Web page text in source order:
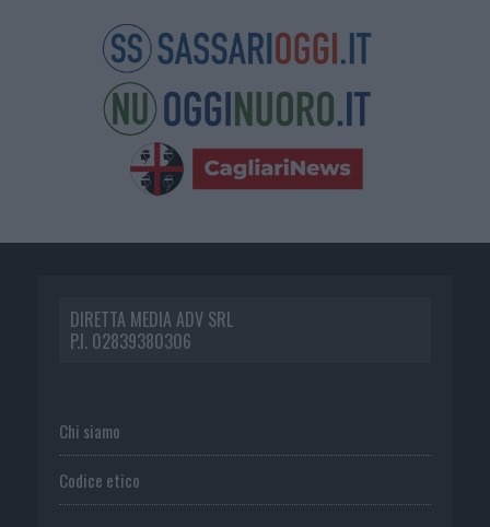
DIRETTA MEDIA ADV SRL
P.I. 02839380306
Chi siamo
Codice etico